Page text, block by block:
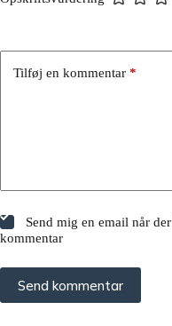
Tilføj en kommentar *
Send mig en email når
kommentar
Send kommentar